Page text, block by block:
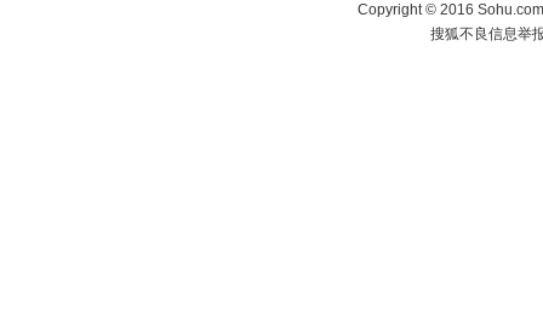
Copyright©2016
搜狐不良信息举